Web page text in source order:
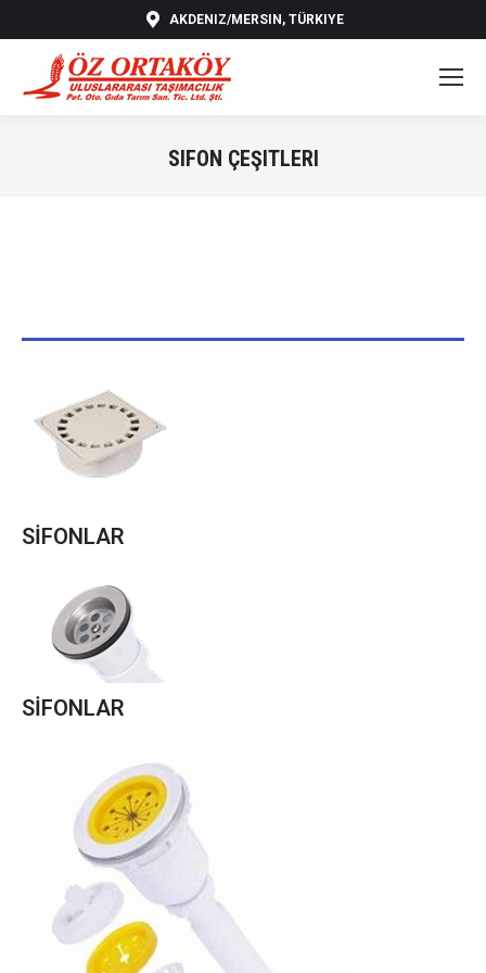
AKDENIZ/MERSIN, TÜRKIYE
SIFON ÇEŞITLERI
SİFONLAR
SİFONLAR